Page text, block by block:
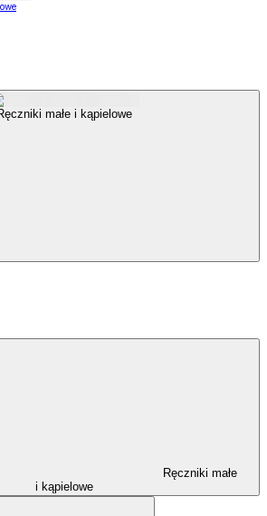
małe i kąpielowe
Ręczniki małe
i kąpielowe